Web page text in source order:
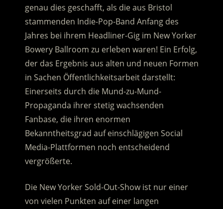
genau dies geschafft, als die aus Bristol
stammenden Indie-Pop-Band Anfang des
Jahres bei ihrem Headliner-Gig im New Yorker
Bowery Ballroom zu erleben waren! Ein Erfolg,
der das Ergebnis aus alten und neuen Formen
in Sachen Öffentlichkeitsarbeit darstellt:
Einerseits durch die Mund-zu-Mund-
Propaganda ihrer stetig wachsenden
Fanbase, die ihren enormen
Bekanntheitsgrad auf einschlägigen Social
Media-Plattformen noch entscheidend
vergrößerte.
Die New Yorker Sold-Out-Show ist nur einer
von vielen Punkten auf einer langen